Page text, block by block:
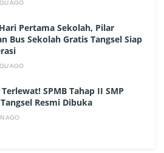
AGO
Pertama Sekolah, Pilar
Bus Sekolah Gratis Tangsel Siap
AGO
Terlewat! SPMB Tahap II SMP
Resmi Dibuka
AGO